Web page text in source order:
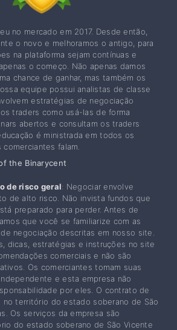
no mercado em 2017. Desde então,
o novo e melhoramos o antigo, para
na plataforma sejam contínuas e
o começo. Não apenas damos
chance de ganhar, mas também os
equipe possui analistas de classe
estratégias de negociação
traders como usá-las de forma
abertos e consultam os traders
é ministrada em todos os
falam.
the Binarycent
de risco geral: Negociar envolve
de alto risco. Não invista fundos que
preparado para perder. Antes de
que você se familiarize com as
negociação descritas em nosso site.
dicas, estratégias e instruções no site
comerciais e não são
Os comerciantes tomam suas
e esta empresa não
por eles. O contrato de
no território do estado soberano de São
Os serviços da empresa são
do estado soberano de São Vicente